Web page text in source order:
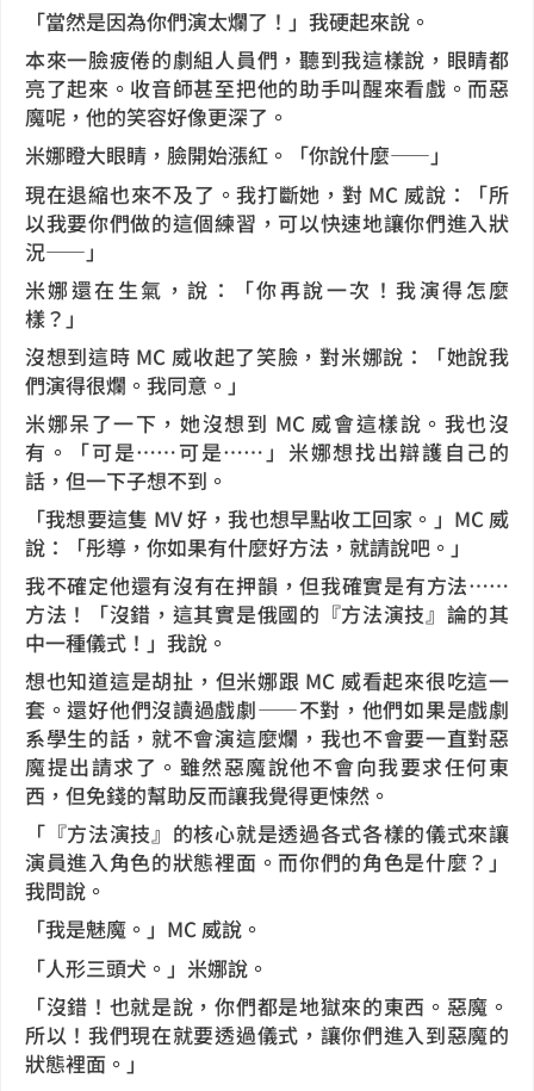
「當然是因為你們演太爛了！」我硬起來說。
本來一臉疲倦的劇組人員們，聽到我這樣說，眼睛都
亮了起來。收音師甚至把他的助手叫醒來看戲。而惡
魔呢，他的笑容好像更深了。
米娜瞪大眼睛，臉開始漲紅。「你說什麼——」
現在退縮也來不及了。我打斷她，對 MC 威說：「所
以我要你們做的這個練習，可以快速地讓你們進入狀
況——」
米娜還在生氣，說：「你再說一次！我演得怎麼
樣？」
沒想到這時 MC 威收起了笑臉，對米娜說：「她說我
們演得很爛。我同意。」
米娜呆了一下，她沒想到 MC 威會這樣說。我也沒
有。「可是⋯⋯可是⋯⋯」米娜想找出辯護自己的
話，但一下子想不到。
「我想要這隻 MV 好，我也想早點收工回家。」MC 威
說：「彤導，你如果有什麼好方法，就請說吧。」
我不確定他還有沒有在押韻，但我確實是有方法⋯⋯
方法！「沒錯，這其實是俄國的『方法演技』論的其
中一種儀式！」我說。
想也知道這是胡扯，但米娜跟 MC 威看起來很吃這一
套。還好他們沒讀過戲劇——不對，他們如果是戲劇
系學生的話，就不會演這麼爛，我也不會要一直對惡
魔提出請求了。雖然惡魔說他不會向我要求任何東
西，但免錢的幫助反而讓我覺得更悚然。
「『方法演技』的核心就是透過各式各樣的儀式來讓
演員進入角色的狀態裡面。而你們的角色是什麼？」
我問說。
「我是魅魔。」MC 威說。
「人形三頭犬。」米娜說。
「沒錯！也就是說，你們都是地獄來的東西。惡魔。
所以！我們現在就要透過儀式，讓你們進入到惡魔的
狀態裡面。」